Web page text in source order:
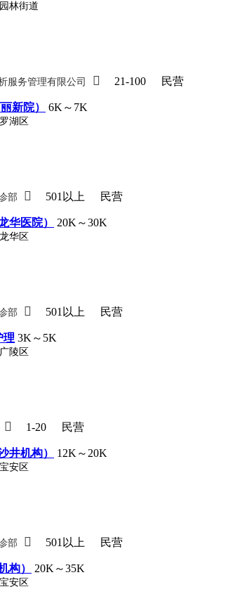
事业编制
园林街道
服务管理有限公司  21-100
民营
新院）
6K～7K
湖区
部  501以上
民营
华医院）
20K～30K
华区
部  501以上
民营
理 3K～5K
陵区
 1-20
民营
井机构）
12K～20K
安区
部  501以上
民营
构）
20K～35K
安区